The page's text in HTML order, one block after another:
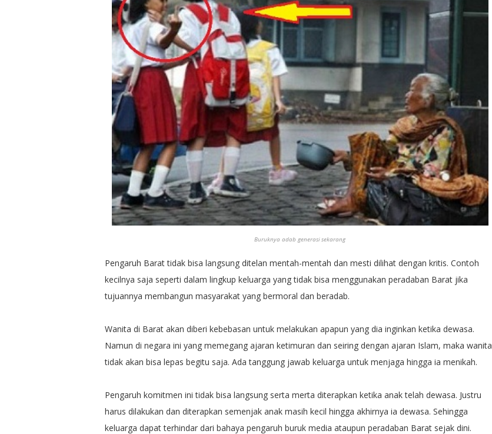
Buruknya adab generasi sekarang
Pengaruh Barat tidak bisa langsung ditelan mentah-mentah dan mesti dilihat dengan kritis. Contoh
kecilnya saja seperti dalam lingkup keluarga yang tidak bisa menggunakan peradaban Barat jika
tujuannya membangun masyarakat yang bermoral dan beradab.
Wanita di Barat akan diberi kebebasan untuk melakukan apapun yang dia inginkan ketika dewasa.
Namun di negara ini yang memegang ajaran ketimuran dan seiring dengan ajaran Islam, maka wanita
tidak akan bisa lepas begitu saja. Ada tanggung jawab keluarga untuk menjaga hingga ia menikah.
Pengaruh komitmen ini tidak bisa langsung serta merta diterapkan ketika anak telah dewasa. Justru
harus dilakukan dan diterapkan semenjak anak masih kecil hingga akhirnya ia dewasa. Sehingga
keluarga dapat terhindar dari bahaya pengaruh buruk media ataupun peradaban Barat sejak dini.